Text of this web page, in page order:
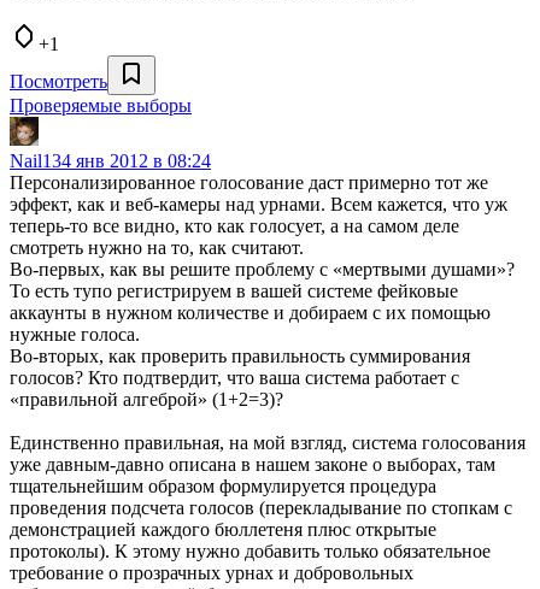
+1
Посмотреть
Проверяемые выборы
Nail134 янв 2012 в 08:24
Персонализированное голосование даст примерно тот же
эффект, как и веб-камеры над урнами. Всем кажется, что уж
теперь-то все видно, кто как голосует, а на самом деле
смотреть нужно на то, как считают.
Во-первых, как вы решите проблему с «мертвыми душами»?
То есть тупо регистрируем в вашей системе фейковые
аккаунты в нужном количестве и добираем с их помощью
нужные голоса.
Во-вторых, как проверить правильность суммирования
голосов? Кто подтвердит, что ваша система работает с
«правильной алгеброй» (1+2=3)?
Единственно правильная, на мой взгляд, система голосования
уже давным-давно описана в нашем законе о выборах, там
тщательнейшим образом формулируется процедура
проведения подсчета голосов (перекладывание по стопкам с
демонстрацией каждого бюллетеня плюс открытые
протоколы). К этому нужно добавить только обязательное
требование о прозрачных урнах и добровольных